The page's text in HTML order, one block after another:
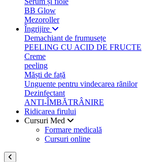
BB Glow
Mezoroller
Îngrijire
Demachiant de frumusețe
PEELING CU ACID DE FRUCTE
Creme
peeling
Măști de față
Unguente pentru vindecarea rănilor
Dezinfectant
ANTI-ÎMBĂTRÂNIRE
Ridicarea firului
Cursuri Med
Formare medicală
Cursuri online